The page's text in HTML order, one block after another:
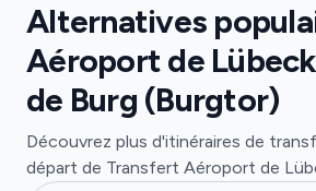
Alternatives
Aéroport de
de Burg (Burgtor)
Découvrez plus d'itinéraires de
départ de Transfert Aéroport de